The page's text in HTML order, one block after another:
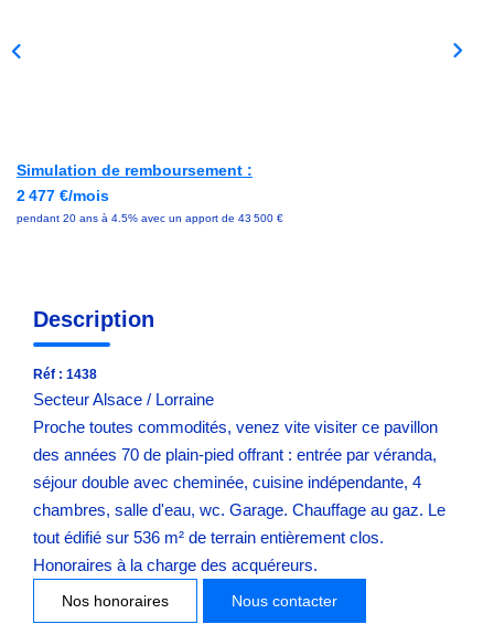
Simulation de remboursement :
2 477 €/mois
pendant 20 ans à 4.5% avec un apport de 43 500 €
Description
Réf : 1438
Secteur Alsace / Lorraine
Proche toutes commodités, venez vite visiter ce pavillon
des années 70 de plain-pied offrant : entrée par véranda,
séjour double avec cheminée, cuisine indépendante, 4
chambres, salle d'eau, wc. Garage. Chauffage au gaz. Le
tout édifié sur 536 m² de terrain entièrement clos.
Honoraires à la charge des acquéreurs.
Nos honoraires Nous contacter